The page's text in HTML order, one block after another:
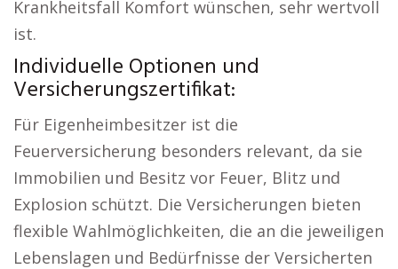
Krankheitsfall Komfort wünschen, sehr wertvoll
ist.
Individuelle Optionen und
Versicherungszertifikat:
Für Eigenheimbesitzer ist die
Feuerversicherung besonders relevant, da sie
Immobilien und Besitz vor Feuer, Blitz und
Explosion schützt. Die Versicherungen bieten
flexible Wahlmöglichkeiten, die an die jeweiligen
Lebenslagen und Bedürfnisse der Versicherten